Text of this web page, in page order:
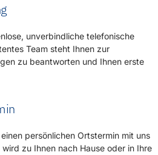
unverbindliche telefonische
Team steht Ihnen zur
zu beantworten und Ihnen erste
persönlichen Ortstermin mit uns
zu Ihnen nach Hause oder in Ihre